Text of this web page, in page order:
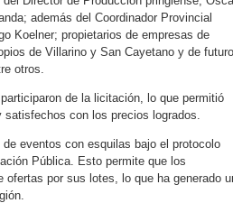
además del Coordinador Provincial
Koelner; propietarios de empresas de
de Villarino y San Cayetano y de
otros.
de la licitación, lo que permitió
con los precios logrados.
eventos con esquilas bajo el protocolo
Pública. Esto permite que los
ofertas por sus lotes, lo que ha generado